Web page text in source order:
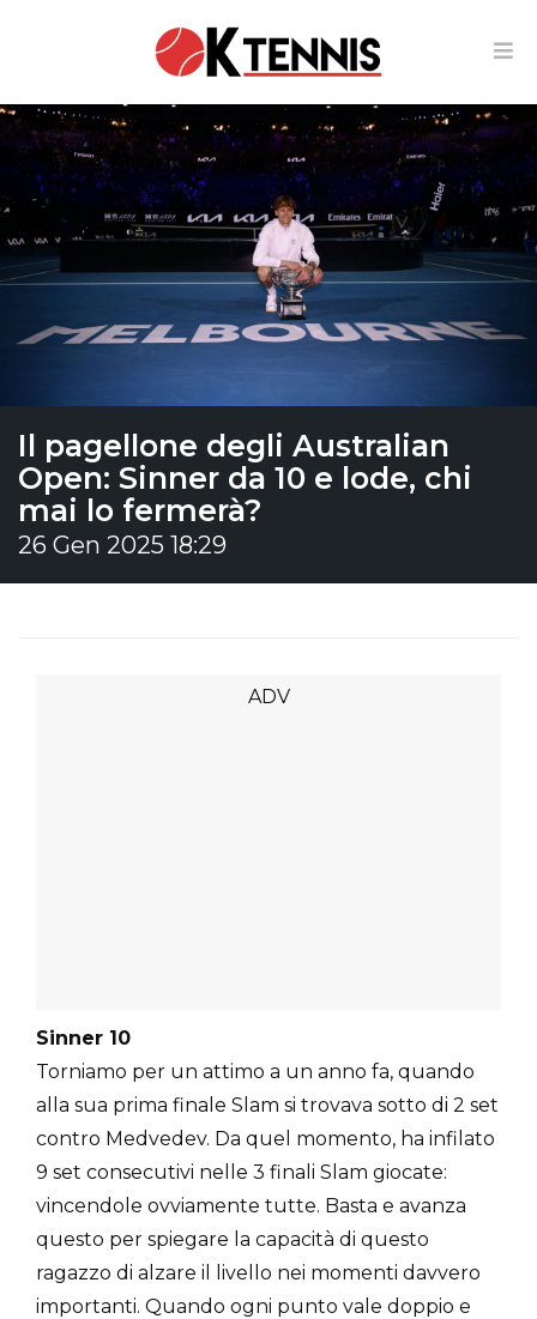
Il pagellone degli Australian
Open: Sinner da 10 e lode, chi
mai lo fermerà?
26 Gen 2025 18:29
Sinner 10
Torniamo per un attimo a un anno fa, quando
alla sua prima finale Slam si trovava sotto di 2 set
contro Medvedev. Da quel momento, ha infilato
9 set consecutivi nelle 3 finali Slam giocate:
vincendole ovviamente tutte. Basta e avanza
questo per spiegare la capacità di questo
ragazzo di alzare il livello nei momenti davvero
importanti. Quando ogni punto vale doppio e